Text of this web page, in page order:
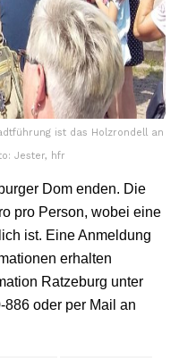
ist das Holzrondell an
Jester, hfr
Dom enden. Die
pro Person, wobei eine
ist. Eine Anmeldung
erhalten
Ratzeburg unter
886 oder per Mail an